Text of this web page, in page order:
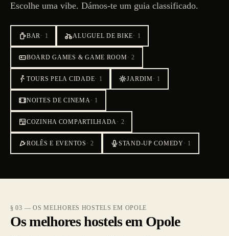
Escolhe uma vibe. Dámos-te um guia classificado.
BAR· 1 ALUGUEL DE BIKE· 1
BOARD GAMES & GAME ROOM·2
TOURS PELA CIDADE· 1 JARDIM· 1
NOITES DE CINEMA· 1
COZINHA COMPARTILHADA· 2
ROLÊS E EVENTOS ·2 STAND-UP COMEDY· 1
§ 03 — OS MELHORES HOSTELS EM OPOLE
Os melhores hostels em Opole